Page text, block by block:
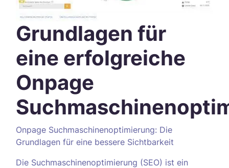
Grundlagen für
eine erfolgreiche
Onpage
Onpage Suchmaschinenoptimierung: Die
Grundlagen für eine bessere Sichtbarkeit
Die Suchmaschinenoptimierung (SEO) ist ein